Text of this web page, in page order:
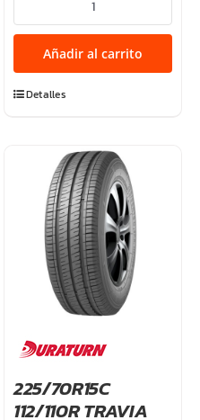
100T
OWL
TRAVIA
A/T
cantidad
Añadir al carrito
Detalles
225/70R15C
112/110R TRAVIA